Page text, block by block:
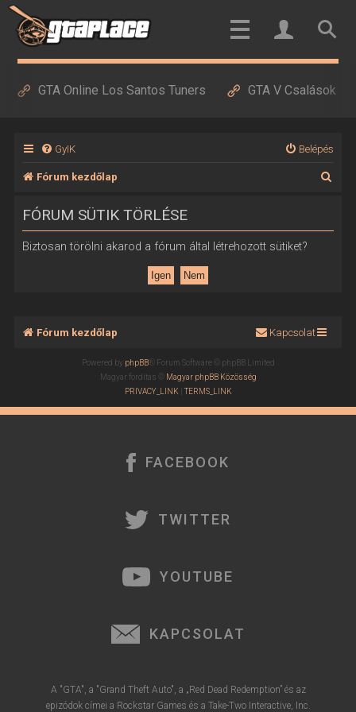
GTA Online Los Santos Tuners GTA V Csalások
GyIK Belépés
Fórum kezdőlap
FÓRUM SÜTIK TÖRLÉSE
Biztosan törölni akarod a fórum által létrehozott sütiket?
Fórum kezdőlap Kapcsolat
Powered by phpBB® Forum Software © phpBB Limited
Magyar fordítás © Magyar phpBB Közösség
PRIVACY_LINK |TERMS_LINK
FACEBOOK
TWITTER
YOUTUBE
KAPCSOLAT
A "GTA", a "Grand Theft Auto", a „Red Dead Redemption” és az
epizódok címei a Rockstar Games és a Take-Two Interactive, Inc.